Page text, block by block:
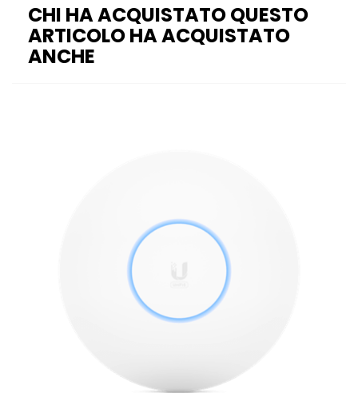
CHI HA ACQUISTATO QUESTO
ARTICOLO HA ACQUISTATO
ANCHE